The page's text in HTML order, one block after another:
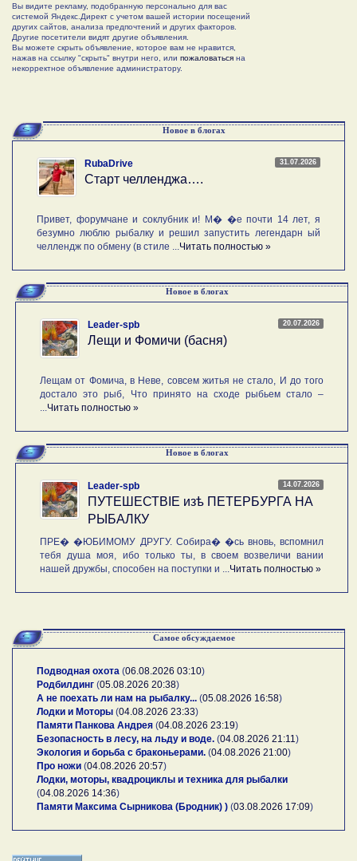
Вы видите рекламу, подобранную персонально для вас
системой Яндекс.Директ с учетом вашей истории посещений
других сайтов, анализа предпочтений и других факторов.
Другие посетители видят другие объявления.
Вы можете скрыть объявление, которое вам не нравится,
нажав на ссылку "скрыть" внутри него, или пожаловаться на
некорректное объявление администратору.
Новое в блогах
31.07.2026
RubaDrive
Старт челленджа….
Привет, форумчане и соклубник и! М� �е почти 14 лет, я
безумно люблю рыбалку и решил запустить легендарн ый
челлендж по обмену (в стиле ... Читать полностью »
Новое в блогах
20.07.2026
Leader-spb
Лещи и Фомичи (басня)
Лещам от Фомича, в Неве, совсем житья не стало, И до того
достало это рыб, Что принято на сходе рыбьем стало –
Читать полностью »
Новое в блогах
14.07.2026
Leader-spb
ПУТЕШЕСТВIE изѣ ПЕТЕРБУРГА НА
РЫБАЛКУ
ПРЕ� �ЮБИМОМУ ДРУГУ. Собира� �сь вновь, вспомнил
тебя душа моя, ибо только ты, в своем возвеличи вании
нашей дружбы, способен на поступки и ... Читать полностью »
Самое обсуждаемое
Подводная охота (06.08.2026 03:10)
Родбилдинг (05.08.2026 20:38)
А не поехать ли нам на рыбалку... (05.08.2026 16:58)
Лодки и Моторы (04.08.2026 23:33)
Памяти Панкова Андрея (04.08.2026 23:19)
Безопасность в лесу, на льду и воде. (04.08.2026 21:11 )
Экология и борьба с браконьерами. (04.08.2026 21:00)
Про ножи (04.08.2026 20:57)
Лодки, моторы, квадроциклы и техника для рыбалки
(04.08.2026 14:36)
Памяти Максима Сырникова (Бродник) ) (03.08.2026 17:09)